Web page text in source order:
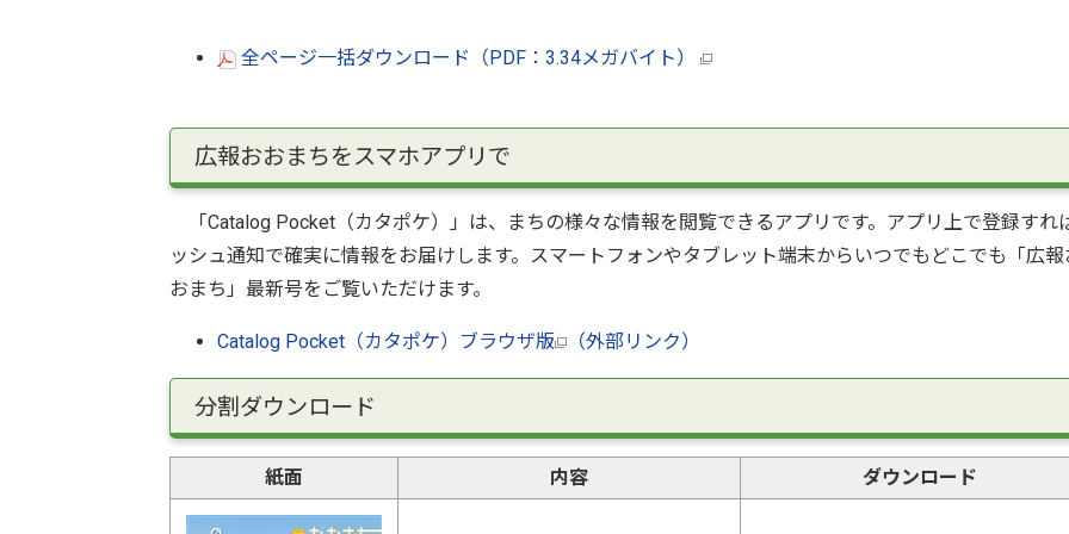
全ページ一括ダウンロード（PDF：3.34メガバイト）
広報おおまちをスマホアプリで
「Catalog Pocket（カタポケ）」は、まちの様々な情報を閲覧できるアプリです。アプリ上で登録すれ
ッシュ通知で確実に情報をお届けします。スマートフォンやタブレット端末からいつでもどこでも「広報
おまち」最新号をご覧いただけます。
Catalog Pocket（カタポケ）ブラウザ版 （外部リンク）
分割ダウンロード
紙面 内容 ダウンロード